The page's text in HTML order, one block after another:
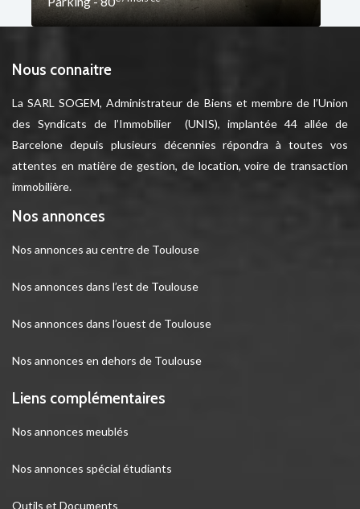
Nous connaitre
La SARL SOGEM, Administrateur de Biens et membre de l’Union
des Syndicats de l’Immobilier (UNIS), implantée 44 allée de
Barcelone depuis plusieurs décennies répondra à toutes vos
attentes en matière de gestion, de location, voire de transaction
immobilière.
Nos annonces
Nos annonces au centre de Toulouse
Nos annonces dans l’est de Toulouse
Nos annonces dans l’ouest de Toulouse
Nos annonces en dehors de Toulouse
Liens complémentaires
Nos annonces meublés
Nos annonces spécial étudiants
Outils et Documents